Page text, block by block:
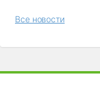
Все новости